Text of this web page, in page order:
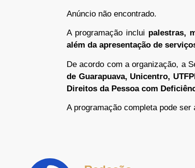
Anúncio não encontrado.
A programação inclui palestras,
além da apresentação de
De acordo com a organização, a
de Guarapuava, Unicentro,
Direitos da Pessoa com
A programação completa pode ser